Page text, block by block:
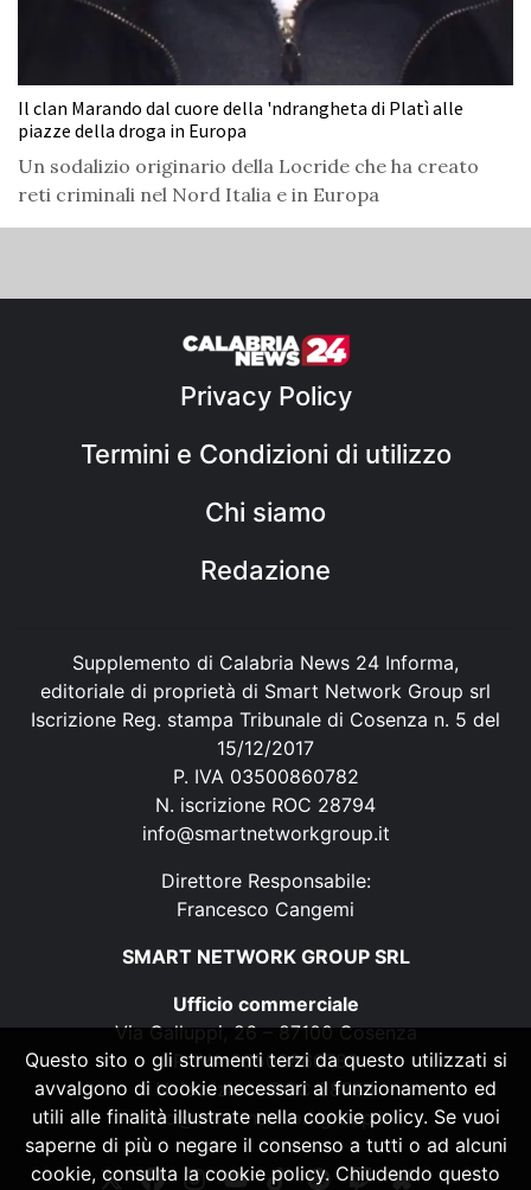
Il clan Marando dal cuore della 'ndrangheta di Platì alle
piazze della droga in Europa
Un sodalizio originario della Locride che ha creato
reti criminali nel Nord Italia e in Europa
Privacy Policy
Termini e Condizioni di utilizzo
Chi siamo
Redazione
Supplemento di Calabria News 24 Informa,
editoriale di proprietà di Smart Network Group srl
Iscrizione Reg. stampa Tribunale di Cosenza n. 5 del
15/12/2017
P. IVA 03500860782
N. iscrizione ROC 28794
info@smartnetworkgroup.it
Direttore Responsabile:
Francesco Cangemi
SMART NETWORK GROUP SRL
Ufficio commerciale
Via Galluppi, 26 – 87100 Cosenza
P. IVA 03500860782
N. iscrizione ROC 28794
info@smartnetworkgroup.it
Questo sito o gli strumenti terzi da questo utilizzati si
avvalgono di cookie necessari al funzionamento ed
utili alle finalità illustrate nella cookie policy. Se vuoi
saperne di più o negare il consenso a tutti o ad alcuni
cookie, consulta la cookie policy. Chiudendo questo